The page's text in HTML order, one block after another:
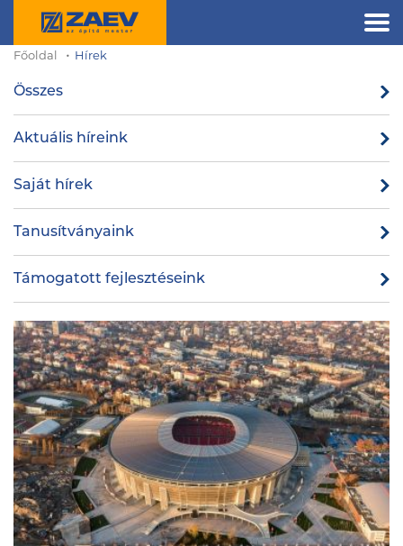
Főoldal Hírek
Összes
Aktuális híreink
Saját hírek
Tanusítványaink
Támogatott fejlesztéseink